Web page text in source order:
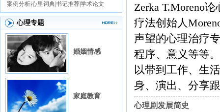
案例分析|心里词典|书记推荐|学术论文
心理专题
婚姻情感
家庭教育
Zerka T.Moreno
疗法创始人
声望的心理治疗
程序、意义等等
以带到工作、生
身、演出、分享
心理剧发展简史